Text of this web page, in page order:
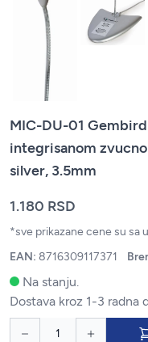
MIC-DU-01
integrisanom
silver, 3.5mm
1.180 RSD
*sve prikazane cene su sa
EAN: 8716309117371
Na stanju.
Dostava kroz 1-3 radna